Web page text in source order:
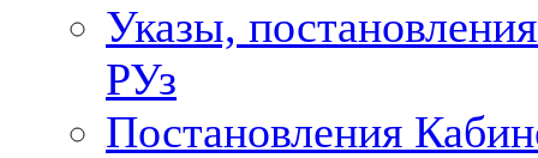
Указы,
РУз
Постановления